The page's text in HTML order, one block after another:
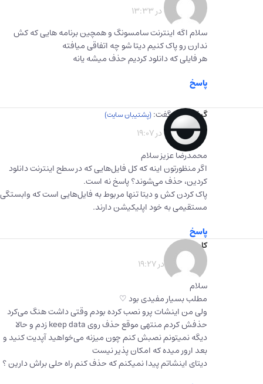
1403-03-07 در 13:33
سلام اگه اینترنت سامسونگ و همچین برنامه هایی که کش
ندارن رو پاک کنیم دیتا شو چه اتفاقی میافته
هر فایلی که دانلود کردیم حذف میشه یانه
پاسخ
گیفت برگ گفت:
1403-03-07 در 19:07
محمدرضا عزیز سلام
اگر منظورتون اینه که کل فایل‌هایی که در سطح اینترنت دانلود
کردین، حذف می‌شوند؟ پاسخ نه است.
پاک کردن کش و دیتا تنها مربوط به فایل‌هایی است که وابستگی
مستقیمی به خود اپلیکیشن دارند.
پاسخ
کاج
گفت:
1403-01-03 در 19:27
سلام
مطلب بسیار مفیدی بود ♡
ولی من اینشات پرو نصب کرده بودم وقتی داشت هنگ می‌کرد
حذفش کردم منتهی موقع حذف روی keep data زدم و حالا
دیگه نمیتونم نصبش کنم چون میزنه می‌خواهید آپدیت کنید و
بعد ارور میده که امکان پذیر نیست
دیتای اینشاتم پیدا نمیکنم که حذف کنم راه حلی براش دارین ؟